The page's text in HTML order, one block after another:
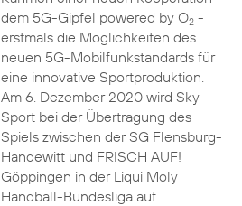
dem 5G-Gipfel powered by O2-
erstmals die Möglichkeiten des
neuen 5G-Mobilfunkstandards für
eine innovative Sportproduktion.
Am 6. Dezember 2020 wird Sky
Sport bei der Übertragung des
Spiels zwischen der SG Flensburg-
Handewitt und FRISCH AUF!
Göppingen in der Liqui Moly
Handball-Bundesliga auf